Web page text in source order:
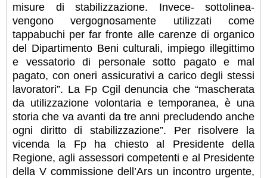
misure di stabilizzazione. Invece- sottolinea-
vengono vergognosamente utilizzati come
tappabuchi per far fronte alle carenze di organico
del Dipartimento Beni culturali, impiego illegittimo
e vessatorio di personale sotto pagato e mal
pagato, con oneri assicurativi a carico degli stessi
lavoratori”. La Fp Cgil denuncia che “mascherata
da utilizzazione volontaria e temporanea, è una
storia che va avanti da tre anni precludendo anche
ogni diritto di stabilizzazione”. Per risolvere la
vicenda la Fp ha chiesto al Presidente della
Regione, agli assessori competenti e al Presidente
della V commissione dell’Ars un incontro urgente,